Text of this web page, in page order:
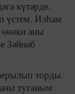
күтәрде.
үстем. Илһам
аны
Зәйнәб
торды.
туганым